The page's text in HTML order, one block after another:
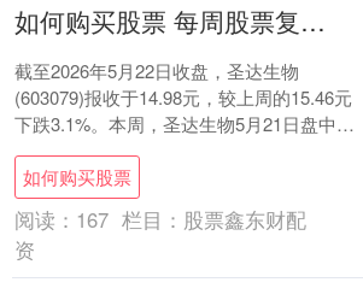
如何购买股票 每周股票复盘：圣达生物（603079）董事长代行董秘职责
截至2026年5月22日收盘，圣达生物
(603079)报收于14.98元，较上周的15.46元
下跌3.1%。本周，圣达生物5月21日盘中最
高价报16.05元。5....
如何购买股票
阅读： 167 栏目： 股票鑫东财配
资